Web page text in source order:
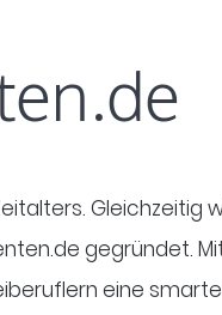
Gleichzeitig
gegründet.
eine